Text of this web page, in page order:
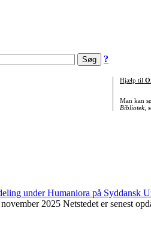
?
Hjælp til
Man kan
Bibliotek,
2025 Netstedet er senest